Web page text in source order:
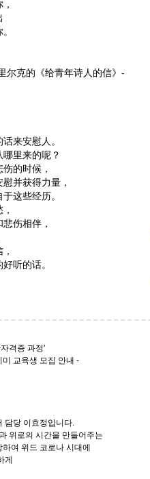
尔克的《给青年诗人的信》-
来安慰人。
里来的呢？
的时候，
并获得力量，
这些经历。
伤相伴，
听的话。
격증 과정'
교육생 모집 안내 -
담당 이효정입니다.
위로의 시간을 만들어주는
여 위드 코로나 시대에
게